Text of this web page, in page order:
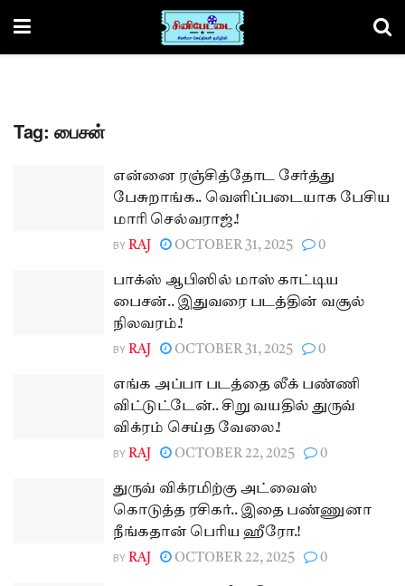
Tag: பைசன்
என்னை ரஞ்சித்தோட சேர்த்து
பேசுறாங்க.. வெளிப்படையாக பேசிய
மாரி செல்வராஜ்.!
BY RAJ OCTOBER 31, 2025 0
பாக்ஸ் ஆபிஸில் மாஸ் காட்டிய
பைசன்.. இதுவரை படத்தின் வசூல்
நிலவரம்.!
BY RAJ OCTOBER 31, 2025 0
எங்க அப்பா படத்தை லீக் பண்ணி
விட்டுட்டேன்.. சிறு வயதில் துருவ்
விக்ரம் செய்த வேலை.!
BY RAJ OCTOBER 22, 2025 0
துருவ் விக்ரமிற்கு அட்வைஸ்
கொடுத்த ரசிகர்.. இதை பண்ணுனா
நீங்கதான் பெரிய ஹீரோ.!
BY RAJ OCTOBER 22, 2025 0